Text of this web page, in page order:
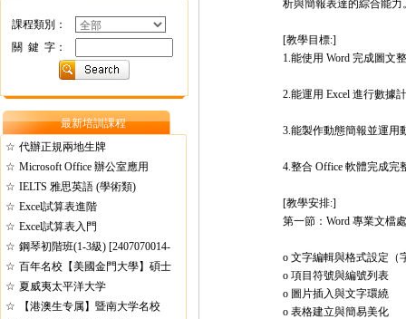
課程類別：
關 鍵 字：
最新培訓課程
☆ 代辦正規兩地生牌
☆ Microsoft Office 辦公室應用
☆ IELTS 雅思英語 (學術類)
☆ Excel試算表進階
☆ Excel試算表入門
☆ 鋼琴初階班(1-3級) [2407070014-
6]
☆ 百年名校【美國金門大學】碩士
☆ 夏威夷太平洋大学
☆
【港澳生专属】暨南大学名校
析與簡報表達的綜合能力
[教學目標:]
1.能使用 Word 完成圖文
2.能運用 Excel 進行數據
3.能製作動態簡報並運用
4.整合 Office 軟體完成完
[教學安排:]
第一節：Word 專業文檔
o 文字編輯與格式設定（
o 項目符號與編號列表
o 圖片插入與文字環繞
o 表格建立與簡易美化